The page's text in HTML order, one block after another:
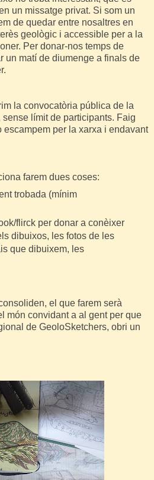
un missatge privat. Si som un
de quedar entre nosaltres en
geològic i accessible per a la
Per donar-nos temps de
un matí de diumenge a finals de
la convocatòria pública de la
límit de participants. Faig
escampem per la xarxa i endavant
farem dues coses:
trobada (mínim
flirck per donar a conèixer
dibuixos, les fotos de les
que dibuixem, les
el que farem serà
món convidant a al gent per que
de GeoloSketchers, obri un